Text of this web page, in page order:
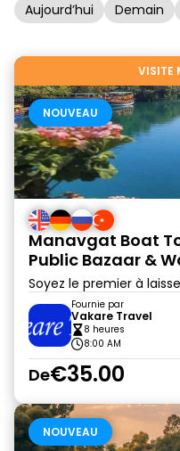
Aujourd’hui Demain
VISITE
NOUVEAU
Manavgat Boat
Public Bazaar &
Soyez le premier à
Fournie par
Vakare Travel
8 heures
8:00 AM
De€35.00
NOUVEAU